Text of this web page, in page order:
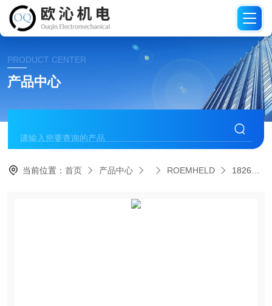
PRODUCT CENTER
产品中心
当前位置：首页 产品中心 ROEMHELD 1826G7430德国罗姆希特ROEMHELD杠杆夹具